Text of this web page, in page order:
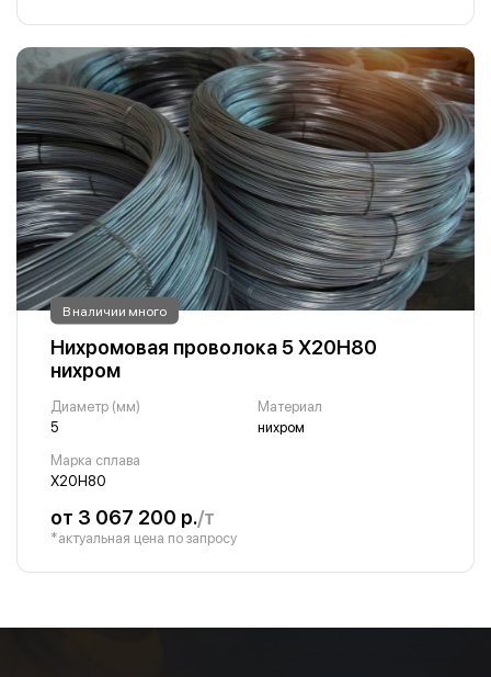
В наличии много
Нихромовая проволока 5 Х20Н80
нихром
Диаметр (мм)
5
Материал
нихром
Марка сплава
Х20Н80
от 3 067 200 р./т
*актуальная цена по запросу